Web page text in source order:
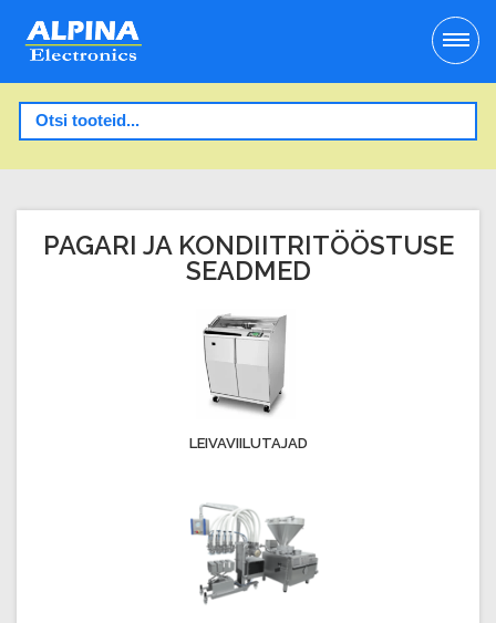
PAGARI JA KONDIITRITÖÖSTUSE
SEADMED
LEIVAVIILUTAJAD